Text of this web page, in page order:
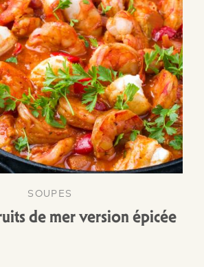
SOUPES
de mer version épicée